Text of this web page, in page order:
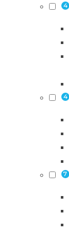
4
4
7